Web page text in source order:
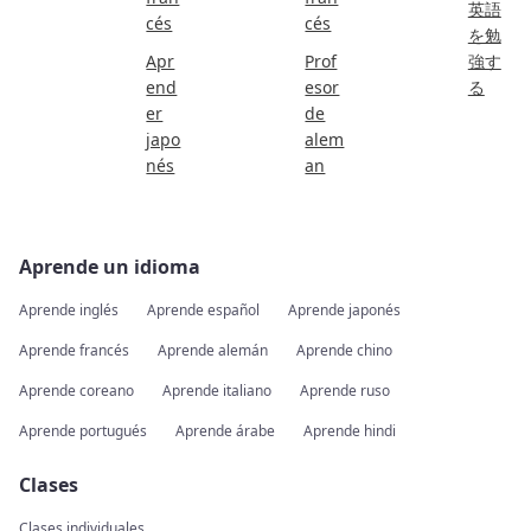
cés
Apr
end
er
japo
nés
cés
Prof
esor
de
alem
an
英語
を勉
強す
る
Aprende un idioma
Aprende inglés Aprende español
Aprende japonés
Aprende francés
Aprende alemán
Aprende chino
Aprende coreano
Aprende italiano
Aprende ruso
Aprende portugués
Aprende árabe Aprende hindi
Clases